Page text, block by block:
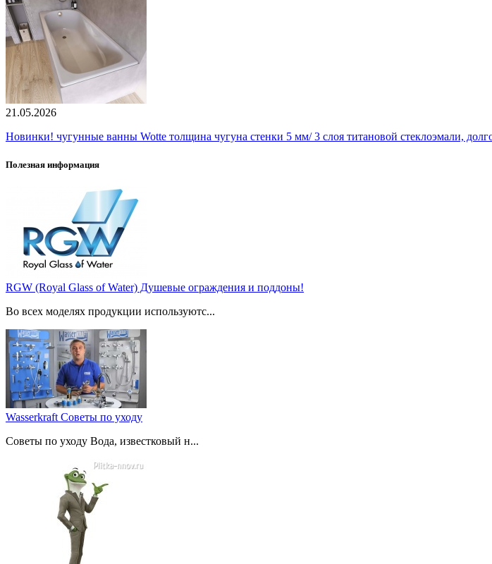
21.05.2026
Новинки! чугунные ванны Wotte толщина чугуна стенки 5 мм/ 3 слоя титановой стеклоэмали,
Полезная информация
RGW (Royal Glass of Water) Душевые ограждения и поддоны!
Во всех моделях продукции используютс...
Wasserkraft Советы по уходу
Советы по уходу Вода, известковый н...